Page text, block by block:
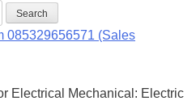
085329656571 (Sales
Electrical Mechanical: Electric